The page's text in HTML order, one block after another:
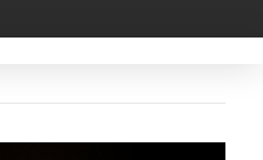
Nouveau naar? wat is
wanneer is beaujolais dag